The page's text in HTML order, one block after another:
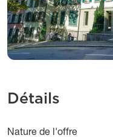
Détails
Nature de l'offre